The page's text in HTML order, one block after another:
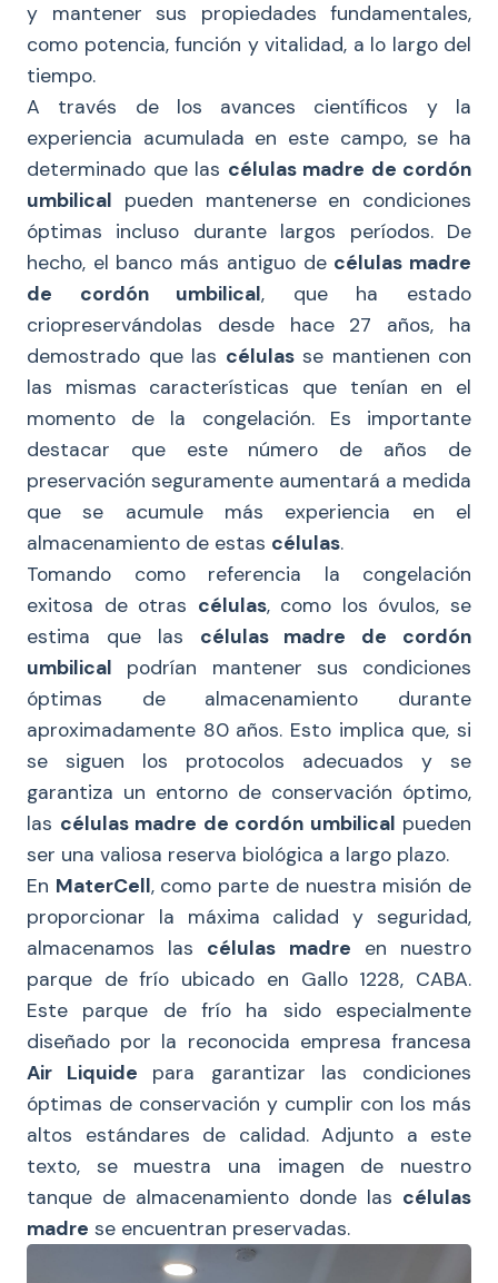
y mantener sus propiedades fundamentales,
como potencia, función y vitalidad, a lo largo del
tiempo.
A través de los avances científicos y la
experiencia acumulada en este campo, se ha
determinado que las células madre de cordón
umbilical pueden mantenerse en condiciones
óptimas incluso durante largos períodos. De
hecho, el banco más antiguo de células madre
de cordón umbilical, que ha estado
criopreservándolas desde hace 27 años, ha
demostrado que las célulasse mantienen con
las mismas características que tenían en el
momento de la congelación. Es importante
destacar que este número de años de
preservación seguramente aumentará a medida
que se acumule más experiencia en el
almacenamiento de estas células.
Tomando como referencia la congelación
exitosa de otras células, como los óvulos, se
estima que las células madre de cordón
umbilical podrían mantener sus condiciones
óptimas de almacenamiento durante
aproximadamente 80 años. Esto implica que, si
se siguen los protocolos adecuados y se
garantiza un entorno de conservación óptimo,
las células madre de cordón umbilical pueden
ser una valiosa reserva biológica a largo plazo.
En MaterCell, como parte de nuestra misión de
proporcionar la máxima calidad y seguridad,
almacenamos las células madre en nuestro
parque de frío ubicado en Gallo 1228, CABA.
Este parque de frío ha sido especialmente
diseñado por la reconocida empresa francesa
Air Liquide para garantizar las condiciones
óptimas de conservación y cumplir con los más
altos estándares de calidad. Adjunto a este
texto, se muestra una imagen de nuestro
tanque de almacenamiento donde las células
madre se encuentran preservadas.